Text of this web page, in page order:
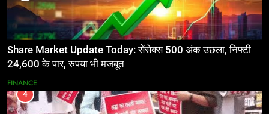
Share Market Update Today: सेंसेक्स 500 अंक उछला, निफ्टी
24,600 के पार, रुपया भी मजबूत
FINANCE
4